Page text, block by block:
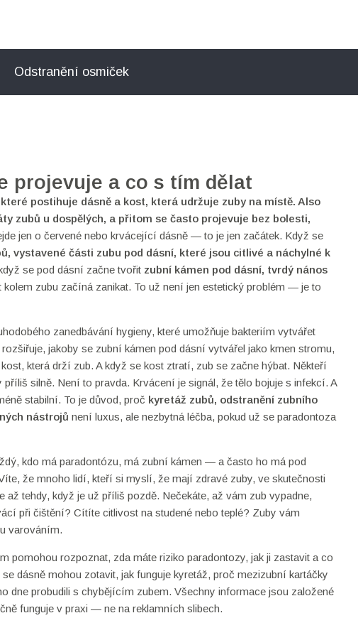
Odstranění osmiček
projevuje a co s tím dělat
postihuje dásně a kost, která udržuje zuby na místě. Also
zubů u dospělých, a přitom se často projevuje bez bolesti,
jen o červené nebo krvácející dásně — to je jen začátek. Když se
, vystavené části zubu pod dásní, které jsou citlivé a náchylné k
se pod dásní začne tvořit zubní kámen pod dásní, tvrdý nános
kolem zubu začíná zanikat. To už není jen estetický problém — je to
zanedbávání hygieny, které umožňuje bakteriím vytvářet
jakoby se zubní kámen pod dásní vytvářel jako kmen stromu,
která drží zub. A když se kost ztratí, zub se začne hýbat. Někteří
silně. Není to pravda. Krvácení je signál, že tělo bojuje s infekcí. A
stabilní. To je důvod, proč kyretáž zubů, odstranění zubního
nástrojů není luxus, ale nezbytná léčba, pokud už se paradontoza
kdo má paradontózu, má zubní kámen — a často ho má pod
že mnoho lidí, kteří si myslí, že mají zdravé zuby, ve skutečnosti
tehdy, když je už příliš pozdě. Nečekáte, až vám zub vypadne,
při čištění? Cítíte citlivost na studené nebo teplé? Zuby vám
varováním.
pomohou rozpoznat, zda máte riziko paradontozy, jak ji zastavit a co
dásně mohou zotavit, jak funguje kyretáž, proč mezizubní kartáčky
dne probudili s chybějícím zubem. Všechny informace jsou založené
funguje v praxi — ne na reklamních slibech.